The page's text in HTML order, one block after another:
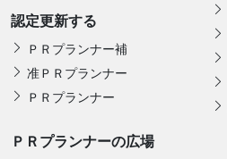
認定更新する
ＰＲプランナー補
准ＰＲプランナー
ＰＲプランナー
ＰＲプランナーの広場